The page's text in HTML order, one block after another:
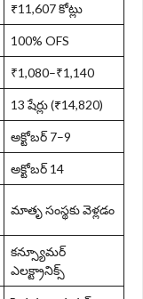
₹11,607 కోట్లు
100% OFS
₹1,080–₹1,140
13 షేర్లు (₹14,820)
అక్టోబర్ 7–9
అక్టోబర్ 14
మాతృ సంస్థకు వెళ్లడం
కన్స్యూమర్
ఎలక్ట్రానిక్స్